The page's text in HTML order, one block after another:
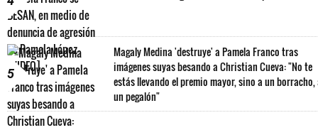
5
Magaly Medina 'destruye' a Pamela Franco tras
imágenes suyas besando a Christian Cueva: "No te
estás llevando el premio mayor, sino a un borracho,
un pegalón"